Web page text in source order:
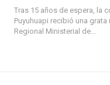
Tras 15 años de espera, la
Puyuhuapi recibió una
Regional Ministerial de...